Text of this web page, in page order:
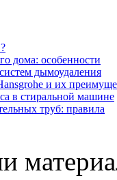
дома: особенности
дымоудаления
и их
в стиральной машине
труб: правила